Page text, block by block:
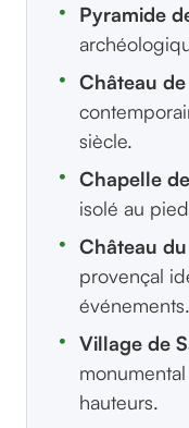
Pyramide
Château
siècle.
Chapelle
isolé au
Château
provençal
événements.
Village de
hauteurs.